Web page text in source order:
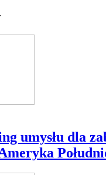
umysłu dla